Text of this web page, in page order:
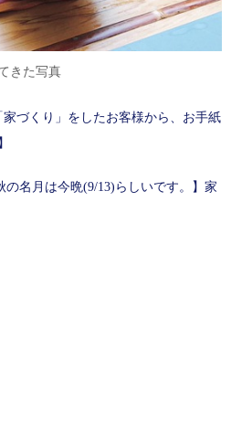
きた写真
づくり」をしたお客様から、お手紙
の名月は今晩(9/13)らしいです。】家